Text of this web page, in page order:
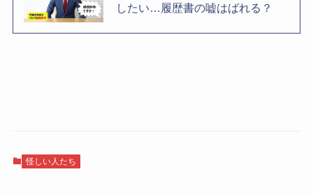
したい…履歴書の嘘はばれる？
怪しい人たち